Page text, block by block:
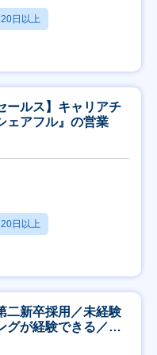
日以上
ルス】キャリアチ
ェアフル』の営業
日以上
二新卒採用／未経験
グが経験できる／研